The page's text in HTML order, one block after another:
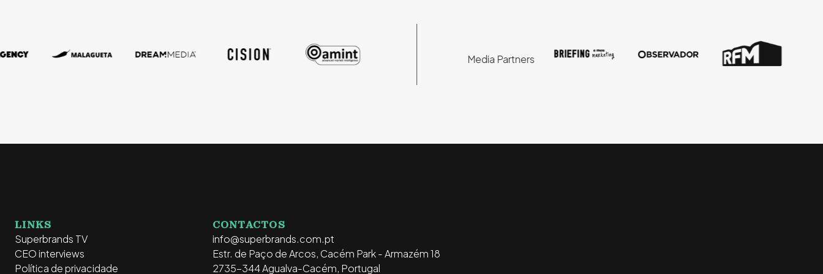
Media Partners
LINKS
Superbrands TV
CEO interviews
Política de privacidade
CONTACTOS
info@superbrands.com.pt
Estr. de Paço de Arcos, Cacém Park - Armazém 18
2735-344 Agualva-Cacém, Portugal